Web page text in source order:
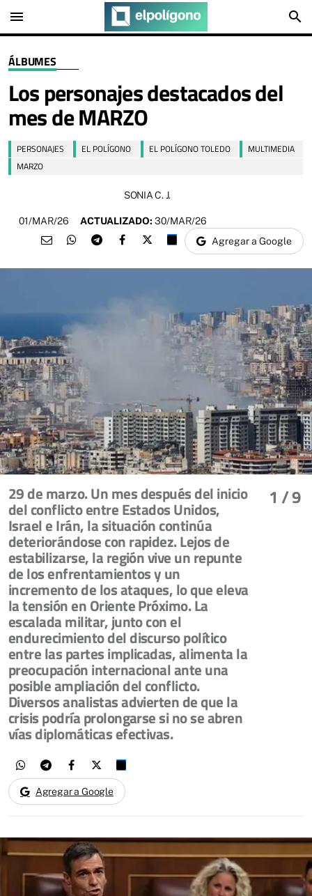
menu search
ÁLBUMES
Los personajes destacados del
mes de MARZO
PERSONAJES EL POLÍGONO EL POLÍGONO TOLEDO
MULTIMEDIA
MARZO
SONIA C. J.
01/MAR/26 ACTUALIZADO: 30/MAR/26
Agregar a Google
1 / 9
29 de marzo. Un mes después del inicio
del conflicto entre Estados Unidos,
Israel e Irán, la situación continúa
deteriorándose con rapidez. Lejos de
estabilizarse, la región vive un repunte
de los enfrentamientos y un
incremento de los ataques, lo que eleva
la tensión en Oriente Próximo. La
escalada militar, junto con el
endurecimiento del discurso político
entre las partes implicadas, alimenta la
preocupación internacional ante una
posible ampliación del conflicto.
Diversos analistas advierten de que la
crisis podría prolongarse si no se abren
vías diplomáticas efectivas.
Agregar a Google